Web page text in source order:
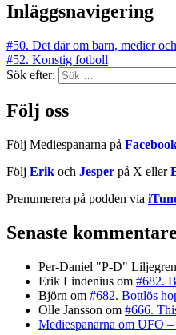
Inläggsnavigering
#50. Det där om barn, medier
#52. Konstig fotboll
Sök efter:
Följ oss
Följ Mediespanarna på
Följ Erik och Jesper på X eller
Prenumerera på podden via
Senaste
Per-Daniel "P-D" Liljegren
Erik Lindenius om #682.
Björn om #682. Bottlös
Olle Jansson om #666.
Mediespanarna om UFO